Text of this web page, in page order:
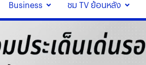
Business ชม TV ย้อนหลัง